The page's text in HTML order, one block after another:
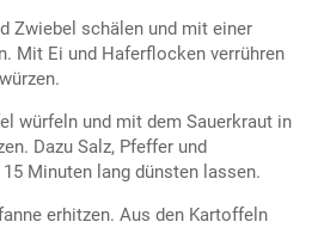
Zwiebel schälen und mit einer
Mit Ei und Haferflocken verrühren
würfeln und mit dem Sauerkraut in
Dazu Salz, Pfeffer und
Minuten lang dünsten lassen.
erhitzen. Aus den Kartoffeln